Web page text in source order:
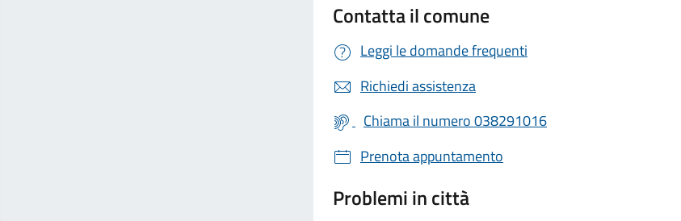
Contatta il comune
Leggi le domande frequenti
Richiedi assistenza
Chiama il numero 038291016
Prenota appuntamento
Problemi in città